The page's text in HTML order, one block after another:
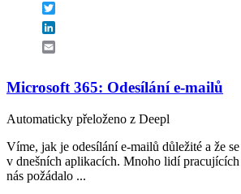
Microsoft 365: Odesílání e-mailů
Automaticky přeloženo z Deepl
Víme, jak je odesílání e-mailů důležité a že
v dnešních aplikacích. Mnoho lidí
nás požádalo ...